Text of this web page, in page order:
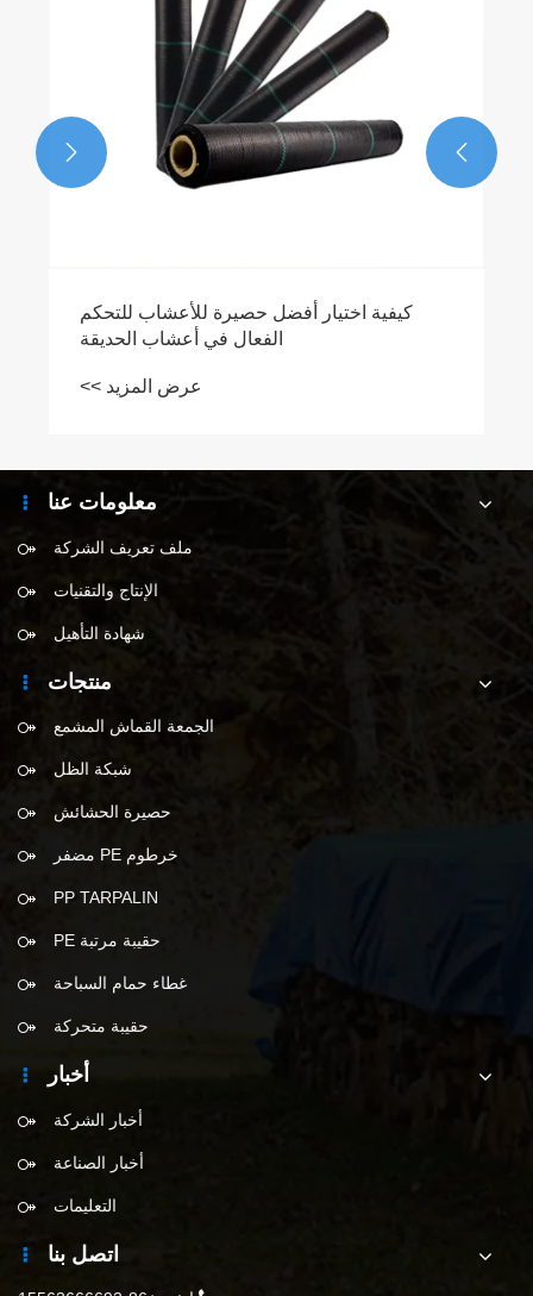
كيفية اختيار أفضل حصيرة للأعشاب للتحكم
الفعال في أعشاب الحديقة
عرض المزيد >>


معلومات عنا
ملف تعريف الشركة
الإنتاج والتقنيات
شهادة التأهيل
منتجات
الجمعة القماش المشمع
شبكة الظل
حصيرة الحشائش
خرطوم PE مضفر
PP TARPALIN
حقيبة مرتبة PE
غطاء حمام السباحة
حقيبة متحركة
أخبار
أخبار الشركة
أخبار الصناعة
التعليمات
اتصل بنا